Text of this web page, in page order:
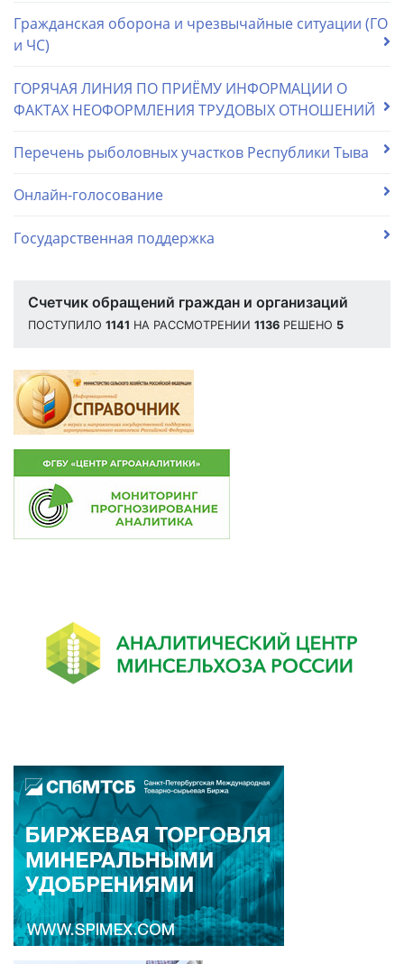
Гражданская оборона и чрезвычайные ситуации (ГО
и ЧС)
ГОРЯЧАЯ ЛИНИЯ ПО ПРИЁМУ ИНФОРМАЦИИ О
ФАКТАХ НЕОФОРМЛЕНИЯ ТРУДОВЫХ ОТНОШЕНИЙ
Перечень рыболовных участков Республики Тыва
Онлайн-голосование
Государственная поддержка
Счетчик обращений граждан и организаций
ПОСТУПИЛО 1141 НА РАССМОТРЕНИИ 1136 РЕШЕНО 5